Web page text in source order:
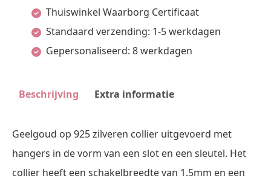
Thuiswinkel Waarborg Certificaat
Standaard verzending: 1-5 werkdagen
Gepersonaliseerd: 8 werkdagen
Beschrijving Extra informatie
Geelgoud op 925 zilveren collier uitgevoerd met
hangers in de vorm van een slot en een sleutel. Het
collier heeft een schakelbreedte van 1.5mm en een